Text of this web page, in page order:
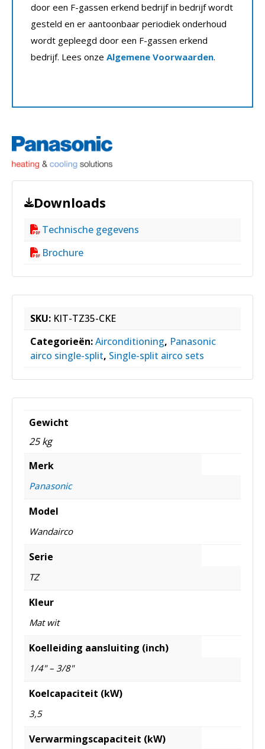
door een F-gassen erkend bedrijf in bedrijf wordt
gesteld en er aantoonbaar periodiek onderhoud
wordt gepleegd door een F-gassen erkend
bedrijf. Lees onze Algemene Voorwaarden.
Downloads
Technische gegevens
Brochure
SKU: KIT-TZ35-CKE
Categorieën:Airconditioning, Panasonic
airco single-split, Single-split airco sets
Gewicht
25 kg
Merk
Panasonic
Model
Wandairco
Serie
TZ
Kleur
Mat wit
Koelleiding aansluiting (inch)
1/4" – 3/8"
Koelcapaciteit (kW)
3,5
Verwarmingscapaciteit (kW)